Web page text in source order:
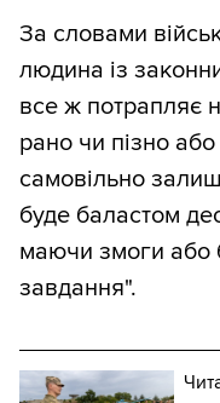
За словами
людина із
все ж потрапляє
рано чи пізно
самовільно
буде баластом
маючи змоги або
завдання".